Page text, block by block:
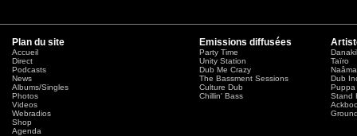
Plan du site
Accueil
Direct
Podcasts
News
Albums/Singles
Photos
Videos
Webradios
Shop
Agenda
Emissions diffusées
Party Time
Unity Station
Dub Me Crazy
The Bassment Sessions
Culture Dub
Chillin' Bass
Danakil
Taïro
Dub
Puppa
Stand